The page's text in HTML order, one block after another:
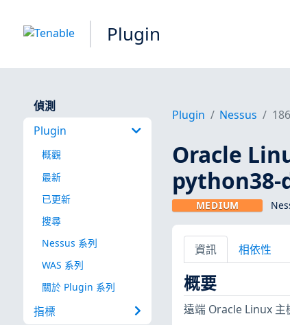
Plugin
偵測
Plugin
概觀
最新
已更新
搜尋
Nessus 系列
WAS 系列
關於 Plugin 系列
指標
Plugin Nessus
Oracle
python38-
MEDIUM
資訊 相依性
概要
遠端 Oracle Linux 主